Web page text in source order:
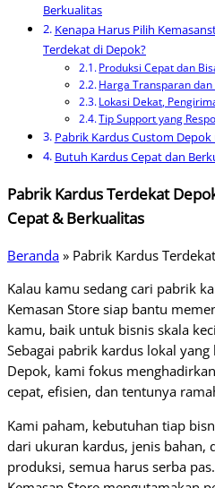
Berkualitas
Kenapa Harus Pilih
Terdekat di Depok?
Produksi Cepat dan
Harga Transparan
Lokasi Dekat,
Tip Support yang
Pabrik Kardus Custom
Butuh Kardus Cepat dan
Pabrik Kardus Terdekat
Cepat & Berkualitas
Beranda » Pabrik Kardus
Kalau kamu sedang cari pabrik
Kemasan Store siap bantu
kamu, baik untuk bisnis skala
Sebagai pabrik kardus lokal
Depok, kami fokus
cepat, efisien, dan tentunya
Kami paham, kebutuhan tiap
dari ukuran kardus, jenis bahan,
produksi, semua harus serba